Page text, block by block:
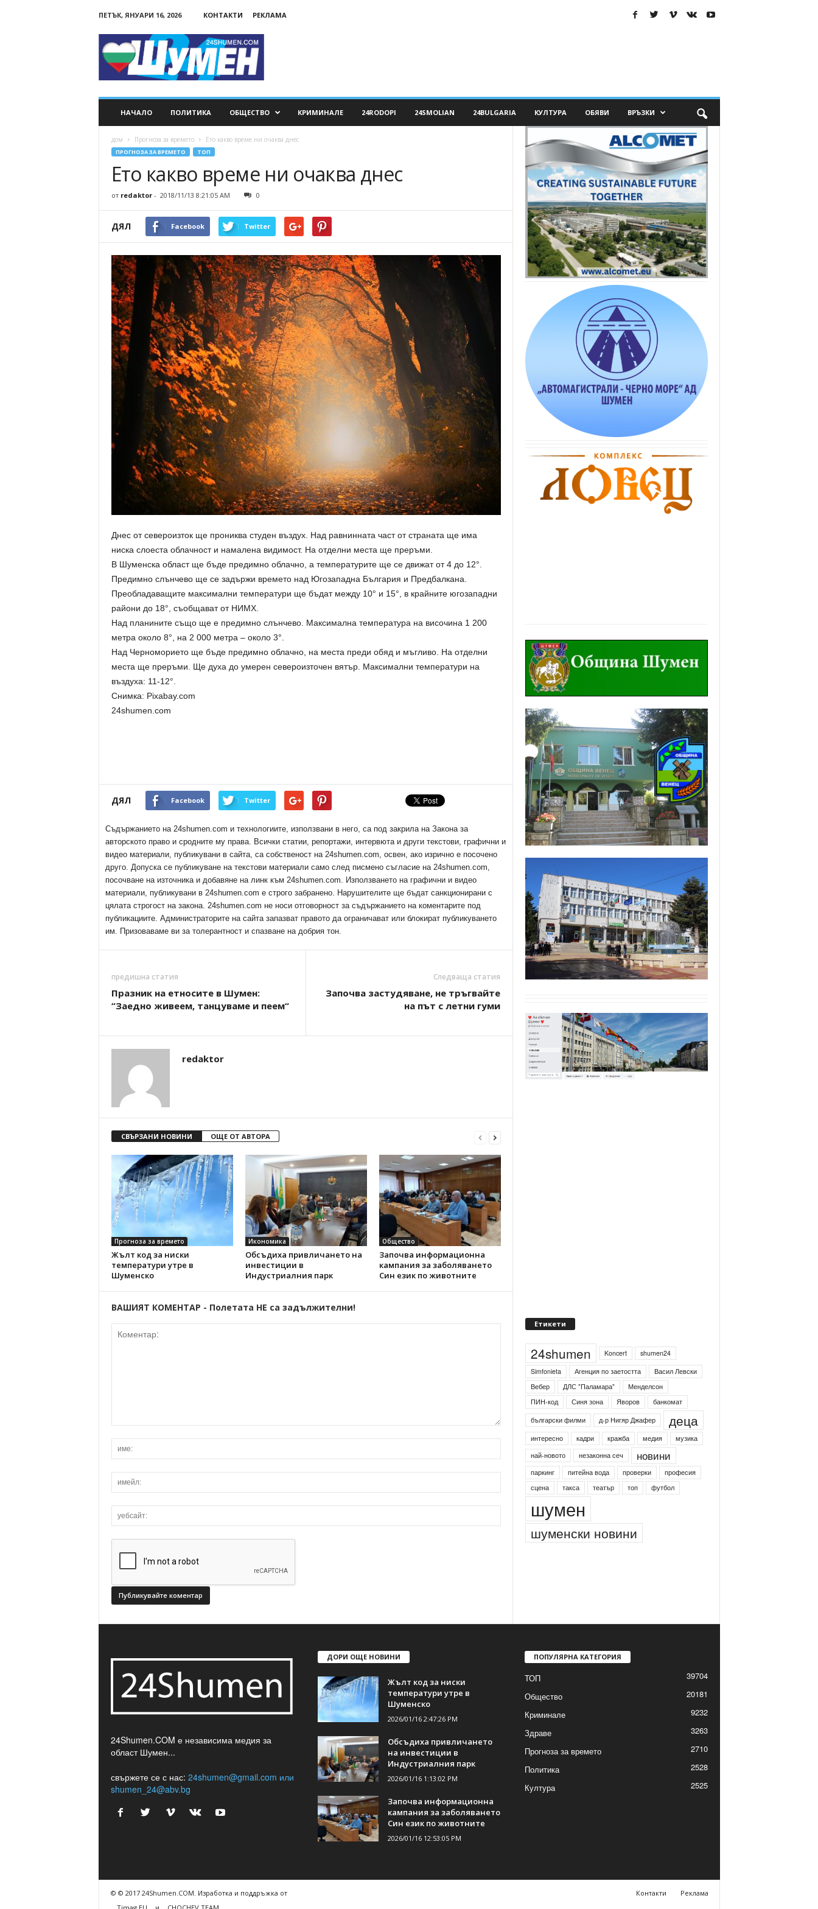
ПЕТЪК, ЯНУАРИ 16, 2026 КОНТАКТИ РЕКЛАМА
НАЧАЛО ПОЛИТИКА ОБЩЕСТВО КРИМИНАЛЕ 24RODOPI 24SMOLIAN 24BULGARIA КУЛТУРА ОБЯВИ ВРЪЗКИ
дом Прогноза за времето Ето какво време ни очаква днес
ПРОГНОЗА ЗА ВРЕМЕТО ТОП
Ето какво време ни очаква днес
от redaktor- 2018/11/13 8:21:05 AM 0
ДЯЛ Facebook Twitter
Днес от североизток ще прониква студен въздух. Над равнинната част от страната ще има
ниска слоеста облачност и намалена видимост. На отделни места ще преръми.
В Шуменска област ще бъде предимно облачно, а температурите ще се движат от 4 до 12°.
Предимно слънчево ще се задържи времето над Югозападна България и Предбалкана.
Преобладаващите максимални температури ще бъдат между 10° и 15°, в крайните югозападни
райони до 18°, съобщават от НИМХ.
Над планините също ще е предимно слънчево. Максимална температура на височина 1 200
метра около 8°, на 2 000 метра – около 3°.
Над Черноморието ще бъде предимно облачно, на места преди обяд и мъгливо. На отделни
места ще преръми. Ще духа до умерен североизточен вятър. Максимални температури на
въздуха: 11-12°.
Снимка: Pixabay.com
24shumen.com
ДЯЛ Facebook Twitter
Съдържанието на 24shumen.com и технологиите, използвани в него, са под закрила на Закона за
авторското право и сродните му права. Всички статии, репортажи, интервюта и други текстови, графични и
видео материали, публикувани в сайта, са собственост на 24shumen.com, освен, ако изрично е посочено
друго. Допуска се публикуване на текстови материали само след писмено съгласие на 24shumen.com,
посочване на източника и добавяне на линк към 24shumen.com. Използването на графични и видео
материали, публикувани в 24shumen.com е строго забранено. Нарушителите ще бъдат санкционирани с
цялата строгост на закона. 24shumen.com не носи отговорност за съдържанието на коментарите под
публикациите. Администраторите на сайта запазват правото да ограничават или блокират публикуването
им. Призоваваме ви за толерантност и спазване на добрия тон.
предишна статия
Празник на етносите в Шумен:
“Заедно живеем, танцуваме и пеем“
Следваща статия
Започва застудяване, не тръгвайте
на път с летни гуми
redaktor
СВЪРЗАНИ НОВИНИ ОЩЕ ОТ АВТОРА
Прогноза за времето
Жълт код за ниски
температури утре в
Шуменско
Икономика
Обсъдиха привличането на
инвестиции в
Индустриалния парк
Общество
Започва информационна
кампания за заболяването
Син език по животните
ВАШИЯТ КОМЕНТАР - Полетата НЕ са задължителни!
Етикети
24shumen Koncert
shumen24
Simfonieta
Агенция по заетостта
Васил Левски
Вебер
ДЛС "Паламара"
Менделсон
ПИН-код
Синя зона Яворов
банкомат
български филми
д-р Нигяр Джафер деца
интересно кадри кражба медия
музика
най-новото
незаконна сеч новини
паркинг питейна вода проверки
професия
сцена
такса театър топ футбол
шумен
шуменски новини
24Shumen.COM е независима медия за
област Шумен...
свържете се с нас: 24shumen@gmail.com или
shumen_24@abv.bg
ДОРИ ОЩЕ НОВИНИ
Жълт код за ниски
температури утре в
Шуменско
2026/01/16 2:47:26 PM
Обсъдиха привличането
на инвестиции в
Индустриалния парк
2026/01/16 1:13:02 PM
Започва информационна
кампания за заболяването
Син език по животните
2026/01/16 12:53:05 PM
ПОПУЛЯРНА КАТЕГОРИЯ
ТОП
39704
Общество
20181
Криминале
9232
Здраве
3263
Прогноза за времето
2710
Политика
2528
Култура
2525
Контакти Реклама
© © 2017 24Shumen.COM. Изработка и поддръжка от